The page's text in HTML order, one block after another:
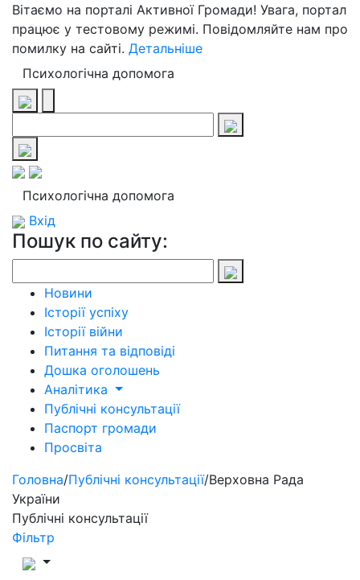
Вітаємо на порталі Активної Громади! Увага, портал
працює у тестовому режимі. Повідомляйте нам про
помилку на сайті. Детальніше
Психологічна допомога
Психологічна допомога
Вхід
Пошук по сайту:
Новини
Історії успіху
Історії війни
Питання та відповіді
Дошка оголошень
Аналітика
Публічні консультації
Паспорт громади
Просвіта
Головна/Публічні консультації/Верховна Рада
України
Публічні консультації
Фільтр